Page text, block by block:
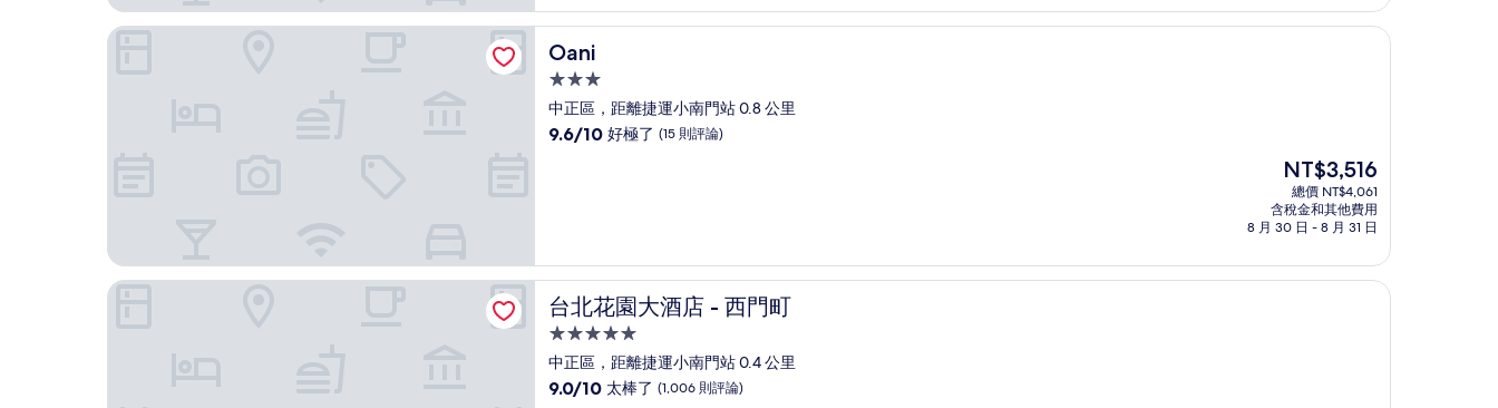
常
(1,003
則
評
論)
NT$1,905
Oani
Oani
3.0
星
級
中正區，距離捷運小南門站 0.8 公里
9.6
極
了，
(15
則
評
論)
9.6/10 好極了 (15 則評論)
現
在
價
格
NT$3,516
NT$3,516
總價 NT$4,061
含稅金和其他費用
8 月 30 日 - 8 月 31 日
Oani
台北花園大酒店 - 西門町
台北花園大酒店 - 西門町
5.0
星
級
中正區，距離捷運小南門站 0.4 公里
9.0
9.0/10 太棒了 (1,006 則評論)
台北花園大酒店 - 西門町